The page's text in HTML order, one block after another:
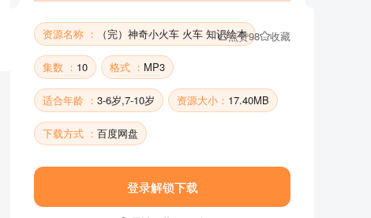
点赞98 收藏
资源名称 ： （完）神奇小火车 火车 知识绘本
集数 ： 10 格式 ： MP3
适合年龄 ： 3-6岁,7-10岁 资源大小： 17.40MB
下载方式 ： 百度网盘
登录解锁下载
资源下载
（完）神奇小火车 火车 知识绘本